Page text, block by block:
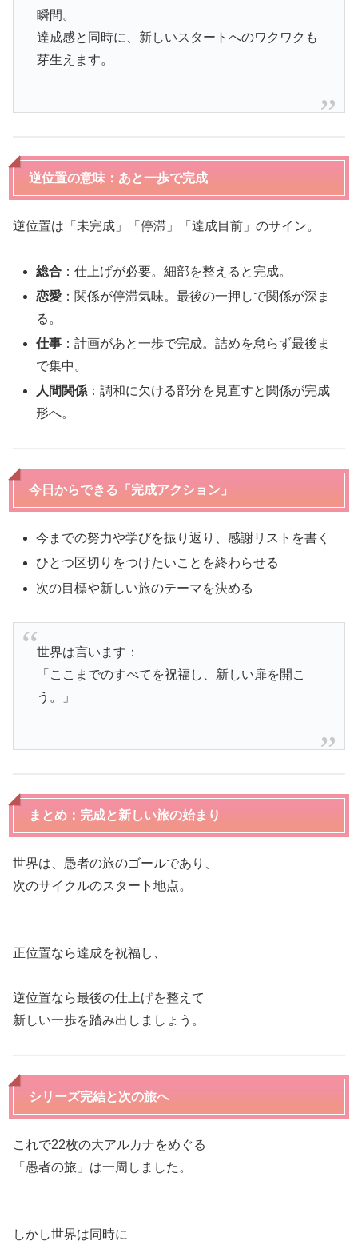
瞬間。
達成感と同時に、新しいスタートへのワクワクも
芽生えます。
逆位置の意味：あと一歩で完成
逆位置は「未完成」「停滞」「達成目前」のサイン。
総合 ：仕上げが必要。細部を整えると完成。
恋愛 ：関係が停滞気味。最後の一押しで関係が深ま
る。
仕事 ：計画があと一歩で完成。詰めを怠らず最後ま
で集中。
人間関係 ：調和に欠ける部分を見直すと関係が完成
形へ。
今日からできる「完成アクション」
今までの努力や学びを振り返り、感謝リストを書く
ひとつ区切りをつけたいことを終わらせる
次の目標や新しい旅のテーマを決める
世界は言います：
「ここまでのすべてを祝福し、新しい扉を開こ
う。」
まとめ：完成と新しい旅の始まり
世界は、愚者の旅のゴールであり、
次のサイクルのスタート地点。
正位置なら達成を祝福し、
逆位置なら最後の仕上げを整えて
新しい一歩を踏み出しましょう。
シリーズ完結と次の旅へ
これで22枚の大アルカナをめぐる
「愚者の旅」は一周しました。
しかし世界は同時に